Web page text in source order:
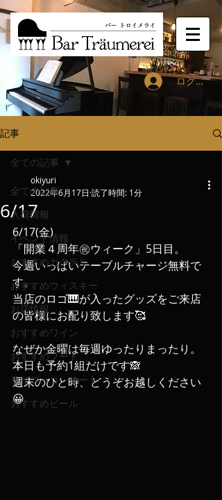
ログイン
記事
全ての記事
入荷情報
イベント情報
おすすめカクテル
おすすめウィスキー
お店情報
おすすめワイン
おすすめフード
ライブ、コンサート
おすすめビール
全ての記事
6/17
okiyuri
2022年6月17日 読了時間: 1分
6/17(金)
「開業４周年㊗️ウィーク」5日目。
今週いっぱいテーブルチャージ無料で
す。
当店のロゴ🎹が入ったグッズをご来店
の皆様にお配り致します🥰
なぜか金曜は毎週ゆったりまったり。
本日も予約1組だけです🙈
週末のひと時、どうぞお越しください
😀